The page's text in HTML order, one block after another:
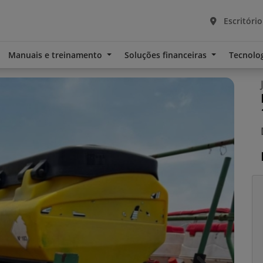
Manuais e treinamento Soluções financeiras